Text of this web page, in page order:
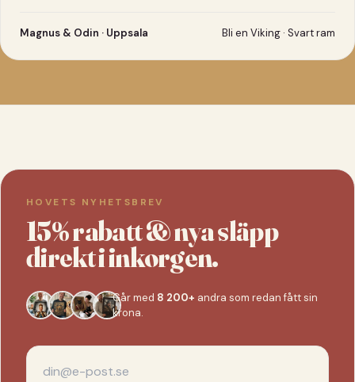
Magnus & Odin · Uppsala Bli en Viking · Svart ram
HOVETS NYHETSBREV
15% rabatt & nya släpp
direkt i inkorgen.
Går med 8 200+ andra som redan fått sin
krona.